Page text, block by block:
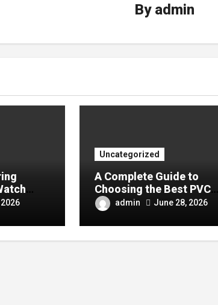
By admin
Age
Uncategorized
A Complete Guide to
Choosing the Best PVC
Tarpaulin Manufacturer
Your Company
admin June 28, 2026